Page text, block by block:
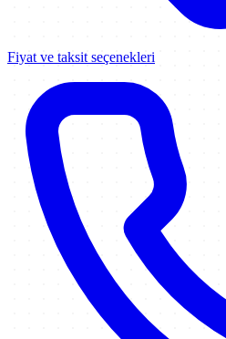
Fiyat ve taksit seçenekleri